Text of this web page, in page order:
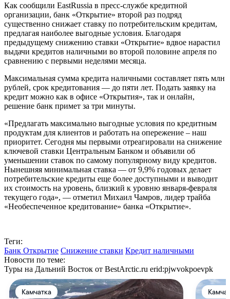
Как сообщили EastRussia в пресс-службе кредитной
организации, банк «Открытие» второй раз подряд
существенно снижает ставку по потребительским кредитам,
предлагая наиболее выгодные условия. Благодаря
предыдущему снижению ставки «Открытие» вдвое нарастил
выдачи кредитов наличными во второй половине апреля по
сравнению с первыми неделями месяца.
Максимальная сумма кредита наличными составляет пять млн
рублей, срок кредитования — до пяти лет. Подать заявку на
кредит можно как в офисе «Открытия», так и онлайн,
решение банк примет за три минуты.
«Предлагать максимально выгодные условия по кредитным
продуктам для клиентов и работать на опережение – наш
приоритет. Сегодня мы первыми отреагировали на снижение
ключевой ставки Центральным Банком и объявили об
уменьшении ставок по самому популярному виду кредитов.
Нынешняя минимальная ставка — от 9,9% годовых делает
потребительские кредиты еще более доступными и выводит
их стоимость на уровень, близкий к уровню января-февраля
текущего года», — отметил Михаил Чамров, лидер трайба
«Необеспеченное кредитование» банка «Открытие».
Теги:
Банк Открытие Снижение ставки Кредит наличными
Новости по теме:
Туры на Дальний Восток от BestArctic.ru erid:pjwvokpoevpk